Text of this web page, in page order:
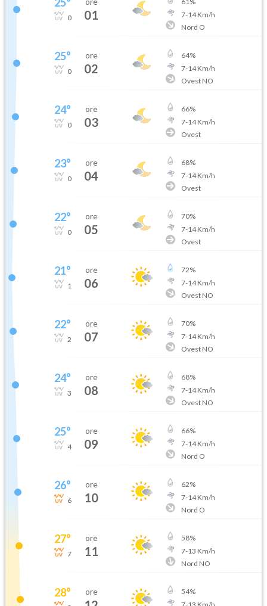
0 01
7-14Km/h
Nord O
25°
0
ore
02
64%
7-14Km/h
Ovest NO
24°
0
ore
03
66%
7-14Km/h
Ovest
23°
0
ore
04
68%
7-14Km/h
Ovest
22°
0
ore
05
70%
7-14Km/h
Ovest
21°
1
ore
06
72%
7-14Km/h
Ovest NO
22°
2
ore
07
70%
7-14Km/h
Ovest NO
24°
3
ore
08
68%
7-14Km/h
Ovest NO
25°
4
ore
09
66%
7-14Km/h
Nord O
26°
6
ore
10
62%
7-14Km/h
Nord O
27°
7
ore
11
58%
7-13 Km/h
Nord NO
28° ore 54%